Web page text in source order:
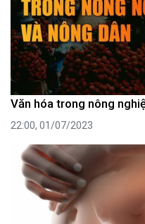
Văn hóa trong nông
22:00, 01/07/2023